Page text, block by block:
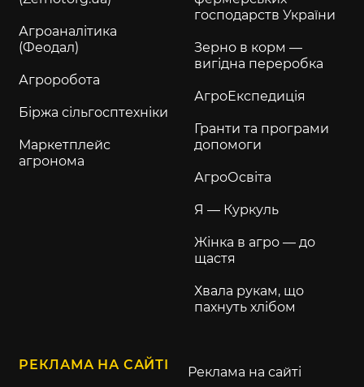
Агроаналітика
(Феодал)
Агроробота
Біржа сільгосптехніки
Маркетплейс
агронома
господарств України
Зерно в корм —
вигідна переробка
АгроЕкспедиція
Гранти та програми
допомоги
АгроОсвіта
Я — Куркуль
Жінка в агро — до
щастя
Хвала рукам, що
пахнуть хлібом
РЕКЛАМА НА САЙТІ Реклама на сайті